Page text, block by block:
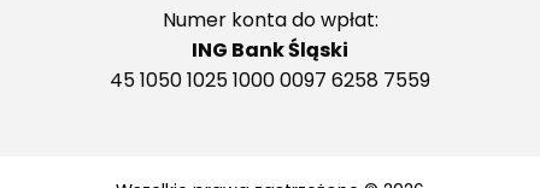
Numer konta do wpłat:
ING Bank Śląski
45 1050 1025 1000 0097 6258 7559